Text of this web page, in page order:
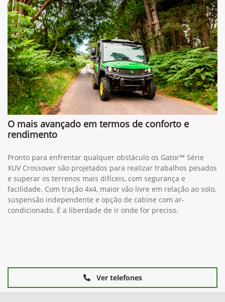
O mais avançado em termos de conforto e
rendimento
Pronto para enfrentar qualquer obstáculo os Gator™ Série
XUV Crossover são projetados para realizar trabalhos pesados
e superar os terrenos mais difíceis, com segurança e
facilidade. Com tração 4x4, maior vão livre em relação ao solo,
suspensão independente e opção de cabine com ar-
condicionado. É a liberdade de ir onde for preciso.
Ver telefones